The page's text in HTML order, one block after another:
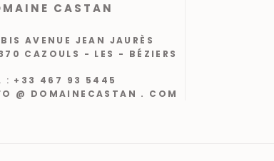
CASTAN
AVENUE JEAN JAURÈS
CAZOULS - LES - BÉZIERS
: +33 467 93 5445
@ DOMAINECASTAN . COM